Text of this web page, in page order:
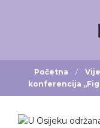
Početna
konferencija